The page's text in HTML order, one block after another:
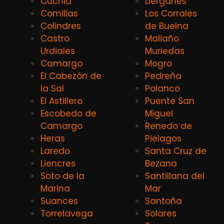
Comillas
Colindres
Castro
Urdiales
Camargo
El Cabezón de
la Sal
El Astillero
Escobedo de
Camargo
Heras
Laredo
Liencres
Soto de la
Marina
Suances
Torrelavega
Los Corrales
de Buelna
Maliaño
Muriedas
Mogro
Pedreña
Polanco
Puente San
Miguel
Renedo de
Pielagos
Santa Cruz de
Bezana
Santillana del
Mar
Santoña
Solares